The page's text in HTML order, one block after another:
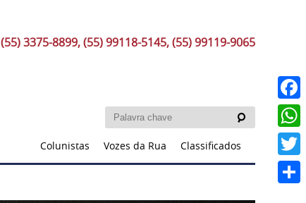
(55) 3375-8899, (55) 99118-5145, (55) 99119-9065
Colunistas
Vozes da Rua Classificados